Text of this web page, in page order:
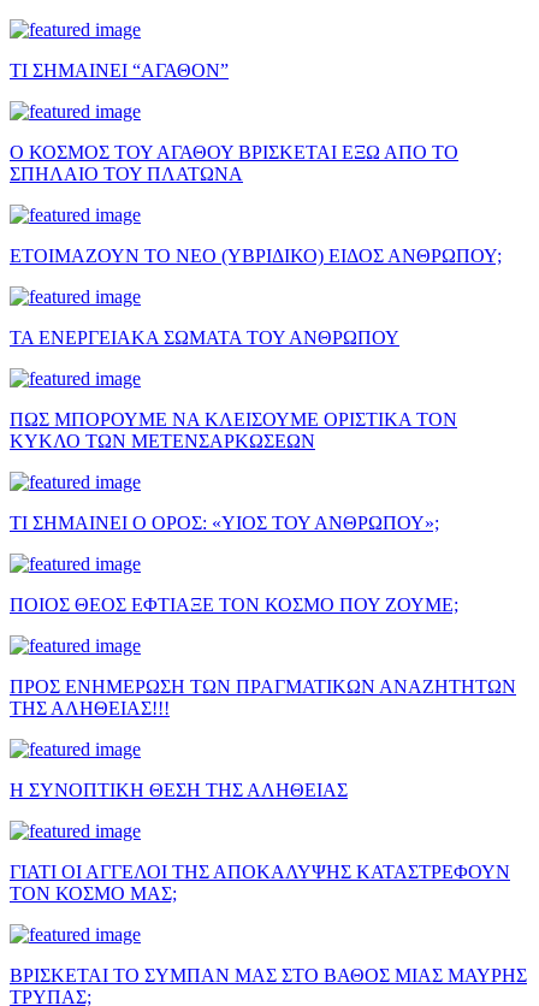
ΤΙ ΣΗΜΑΙΝΕΙ “ΑΓΑΘΟΝ”
Ο ΚΟΣΜΟΣ ΤΟΥ ΑΓΑΘΟΥ ΒΡΙΣΚΕΤΑΙ ΕΞΩ ΑΠΟ ΤΟ
ΣΠΗΛΑΙΟ ΤΟΥ ΠΛΑΤΩΝΑ
ΕΤΟΙΜΑΖΟΥΝ ΤΟ ΝΕΟ (ΥΒΡΙΔΙΚΟ) ΕΙΔΟΣ ΑΝΘΡΩΠΟΥ;
ΤΑ ΕΝΕΡΓΕΙΑΚΑ ΣΩΜΑΤΑ ΤΟΥ ΑΝΘΡΩΠΟΥ
ΠΩΣ ΜΠΟΡΟΥΜΕ ΝΑ ΚΛΕΙΣΟΥΜΕ ΟΡΙΣΤΙΚΑ ΤΟΝ
ΚΥΚΛΟ ΤΩΝ ΜΕΤΕΝΣΑΡΚΩΣΕΩΝ
ΤΙ ΣΗΜΑΙΝΕΙ Ο ΟΡΟΣ: «ΥΙΟΣ ΤΟΥ ΑΝΘΡΩΠΟΥ»;
ΠΟΙΟΣ ΘΕΟΣ ΕΦΤΙΑΞΕ ΤΟΝ ΚΟΣΜΟ ΠΟΥ ΖΟΥΜΕ;
ΠΡΟΣ ΕΝΗΜΕΡΩΣΗ ΤΩΝ ΠΡΑΓΜΑΤΙΚΩΝ ΑΝΑΖΗΤΗΤΩΝ
ΤΗΣ ΑΛΗΘΕΙΑΣ!!!
Η ΣΥΝΟΠΤΙΚΗ ΘΕΣΗ ΤΗΣ ΑΛΗΘΕΙΑΣ
ΓΙΑΤΙ ΟΙ ΑΓΓΕΛΟΙ ΤΗΣ ΑΠΟΚΑΛΥΨΗΣ ΚΑΤΑΣΤΡΕΦΟΥΝ
ΤΟΝ ΚΟΣΜΟ ΜΑΣ;
ΒΡΙΣΚΕΤΑΙ ΤΟ ΣΥΜΠΑΝ ΜΑΣ ΣΤΟ ΒΑΘΟΣ ΜΙΑΣ ΜΑΥΡΗΣ
ΤΡΥΠΑΣ;